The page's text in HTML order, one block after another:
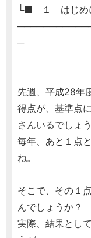
└■ １ はじめ
─
先週、平成28年
得点が、基準点
さんいるでしょう
毎年、あと１点
ね。
そこで、その１
んでしょうか？
実際、結果とし